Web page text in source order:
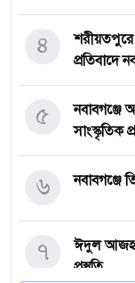
শরীয়তপুরে
প্রতিবাদে
৪
নবাবগঞ্জে
সাংস্কৃতিক
৫
নবাবগঞ্জে
৬
ঈদুল আজহা:
প্রস্তুতি
৭